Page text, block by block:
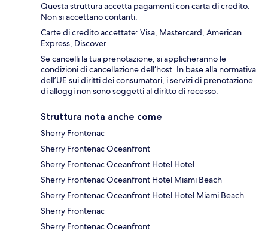
Questa struttura accetta pagamenti con carta di credito.
Non si accettano contanti.
Carte di credito accettate: Visa, Mastercard, American
Express, Discover
Se cancelli la tua prenotazione, si applicheranno le
condizioni di cancellazione dell’host. In base alla normativa
dell’UE sui diritti dei consumatori, i servizi di prenotazione
di alloggi non sono soggetti al diritto di recesso.
Struttura nota anche come
Sherry Frontenac
Sherry Frontenac Oceanfront
Sherry Frontenac Oceanfront Hotel Hotel
Sherry Frontenac Oceanfront Hotel Miami Beach
Sherry Frontenac Oceanfront Hotel Hotel Miami Beach
Sherry Frontenac
Sherry Frontenac Oceanfront